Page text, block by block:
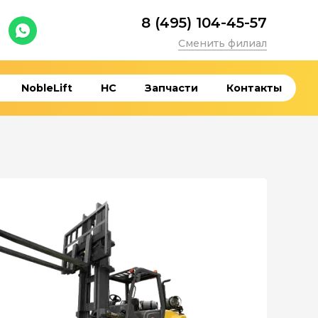
8 (495) 104-45-57
Сменить филиал
NobleLift HC Запчасти Контакты